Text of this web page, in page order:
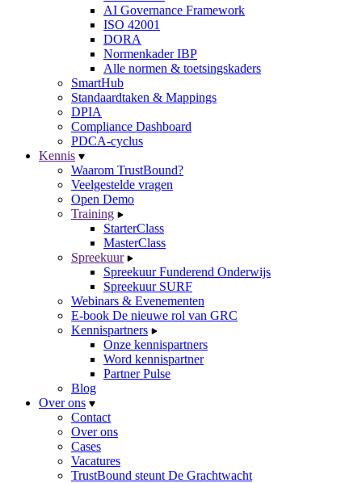
AI Governance Framework
ISO 42001
DORA
Normenkader IBP
Alle normen & toetsingskaders
SmartHub
Standaardtaken & Mappings
DPIA
Compliance Dashboard
PDCA-cyclus
Kennis
Waarom TrustBound?
Veelgestelde vragen
Open Demo
Training
StarterClass
MasterClass
Spreekuur
Spreekuur Funderend Onderwijs
Spreekuur SURF
Webinars & Evenementen
E-book De nieuwe rol van GRC
Kennispartners
Onze kennispartners
Word kennispartner
Partner Pulse
Blog
Over ons
Contact
Over ons
Cases
Vacatures
TrustBound steunt De Grachtwacht